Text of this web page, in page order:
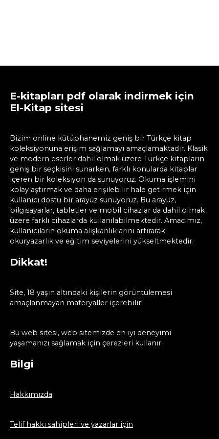
E-kitapları pdf olarak indirmek için
El-Kitap sitesi
Bizim online kütüphanemiz geniş bir Türkçe kitap
koleksiyonuna erişim sağlamayı amaçlamaktadır. Klasik
ve modern eserler dahil olmak üzere Türkçe kitapların
geniş bir seçkisini sunarken, farklı konularda kitaplar
içeren bir koleksiyon da sunuyoruz. Okuma işlemini
kolaylaştırmak ve daha erişilebilir hale getirmek için
kullanıcı dostu bir arayüz sunuyoruz. Bu arayüz,
bilgisayarlar, tabletler ve mobil cihazlar da dahil olmak
üzere farklı cihazlarda kullanılabilmektedir. Amacımız,
kullanıcıların okuma alışkanlıklarını artırarak
okuryazarlık ve eğitim seviyelerini yükseltmektedir.
Dikkat!
Site, 18 yaşın altındaki kişilerin görüntülemesi
amaçlanmayan materyaller içerebilir!
Bu web sitesi, web sitemizde en iyi deneyimi
yaşamanızı sağlamak için çerezleri kullanır.
Bilgi
Hakkımızda
Telif hakkı sahipleri ve yazarlar için